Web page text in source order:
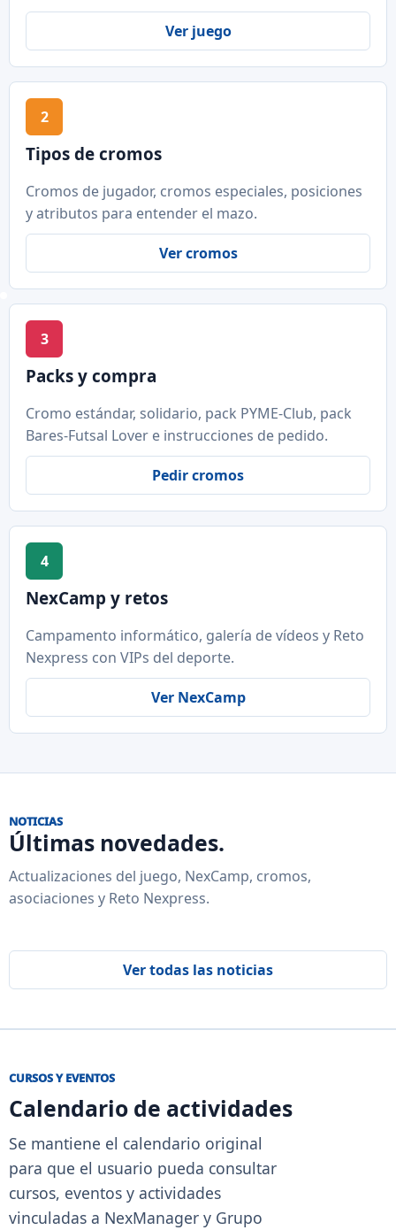
Ver juego
2
Tipos de cromos
Cromos de jugador, cromos especiales, posiciones
y atributos para entender el mazo.
Ver cromos
3
Packs y compra
Cromo estándar, solidario, pack PYME-Club, pack
Bares-Futsal Lover e instrucciones de pedido.
Pedir cromos
4
NexCamp y retos
Campamento informático, galería de vídeos y Reto
Nexpress con VIPs del deporte.
Ver NexCamp
NOTICIAS
Últimas novedades.
Actualizaciones del juego, NexCamp, cromos,
asociaciones y Reto Nexpress.
Ver todas las noticias
CURSOS Y EVENTOS
Calendario de actividades
Se mantiene el calendario original
para que el usuario pueda consultar
cursos, eventos y actividades
vinculadas a NexManager y Grupo